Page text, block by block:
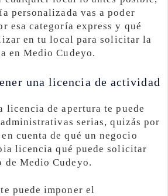
personalizada vas a poder
esa categoría express y qué
en tu local para solicitar la
en Medio Cudeyo.
una licencia de actividad
licencia de apertura te puede
serias, quizás por
cuenta de qué un negocio
licencia qué puede solicitar
de Medio Cudeyo.
puede imponer el